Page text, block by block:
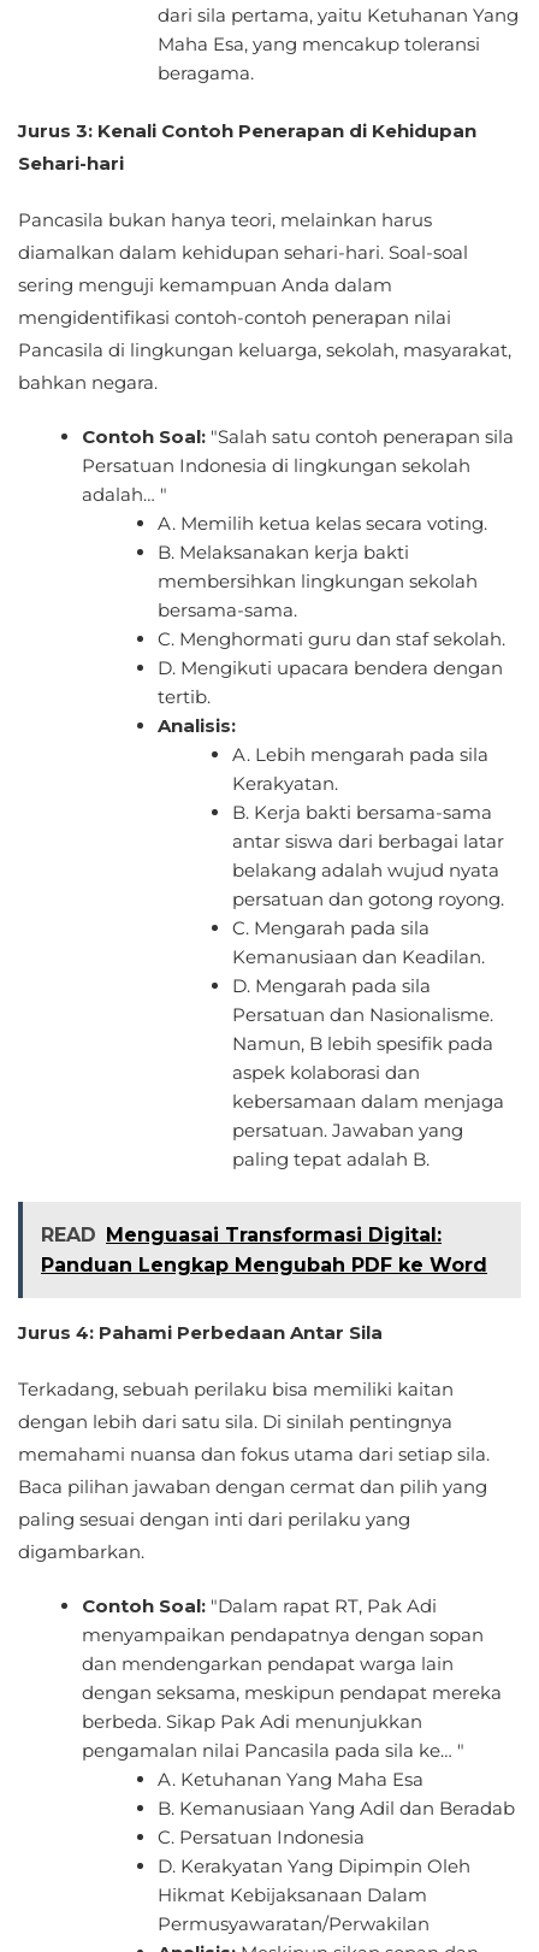
dari sila pertama, yaitu Ketuhanan Yang
Maha Esa, yang mencakup toleransi
beragama.
Jurus 3: Kenali Contoh Penerapan di Kehidupan
Sehari-hari
Pancasila bukan hanya teori, melainkan harus
diamalkan dalam kehidupan sehari-hari. Soal-soal
sering menguji kemampuan Anda dalam
mengidentifikasi contoh-contoh penerapan nilai
Pancasila di lingkungan keluarga, sekolah, masyarakat,
bahkan negara.
Contoh Soal: "Salah satu contoh penerapan sila
Persatuan Indonesia di lingkungan sekolah
adalah… "
A. Memilih ketua kelas secara voting.
B. Melaksanakan kerja bakti
membersihkan lingkungan sekolah
bersama-sama.
C. Menghormati guru dan staf sekolah.
D. Mengikuti upacara bendera dengan
tertib.
Analisis:
A. Lebih mengarah pada sila
Kerakyatan.
B. Kerja bakti bersama-sama
antar siswa dari berbagai latar
belakang adalah wujud nyata
persatuan dan gotong royong.
C. Mengarah pada sila
Kemanusiaan dan Keadilan.
D. Mengarah pada sila
Persatuan dan Nasionalisme.
Namun, B lebih spesifik pada
aspek kolaborasi dan
kebersamaan dalam menjaga
persatuan. Jawaban yang
paling tepat adalah B.
READ Menguasai Transformasi Digital:
Panduan Lengkap Mengubah PDF ke Word
Jurus 4: Pahami Perbedaan Antar Sila
Terkadang, sebuah perilaku bisa memiliki kaitan
dengan lebih dari satu sila. Di sinilah pentingnya
memahami nuansa dan fokus utama dari setiap sila.
Baca pilihan jawaban dengan cermat dan pilih yang
paling sesuai dengan inti dari perilaku yang
digambarkan.
Contoh Soal: "Dalam rapat RT, Pak Adi
menyampaikan pendapatnya dengan sopan
dan mendengarkan pendapat warga lain
dengan seksama, meskipun pendapat mereka
berbeda. Sikap Pak Adi menunjukkan
pengamalan nilai Pancasila pada sila ke… "
A. Ketuhanan Yang Maha Esa
B. Kemanusiaan Yang Adil dan Beradab
C. Persatuan Indonesia
D. Kerakyatan Yang Dipimpin Oleh
Hikmat Kebijaksanaan Dalam
Permusyawaratan/Perwakilan